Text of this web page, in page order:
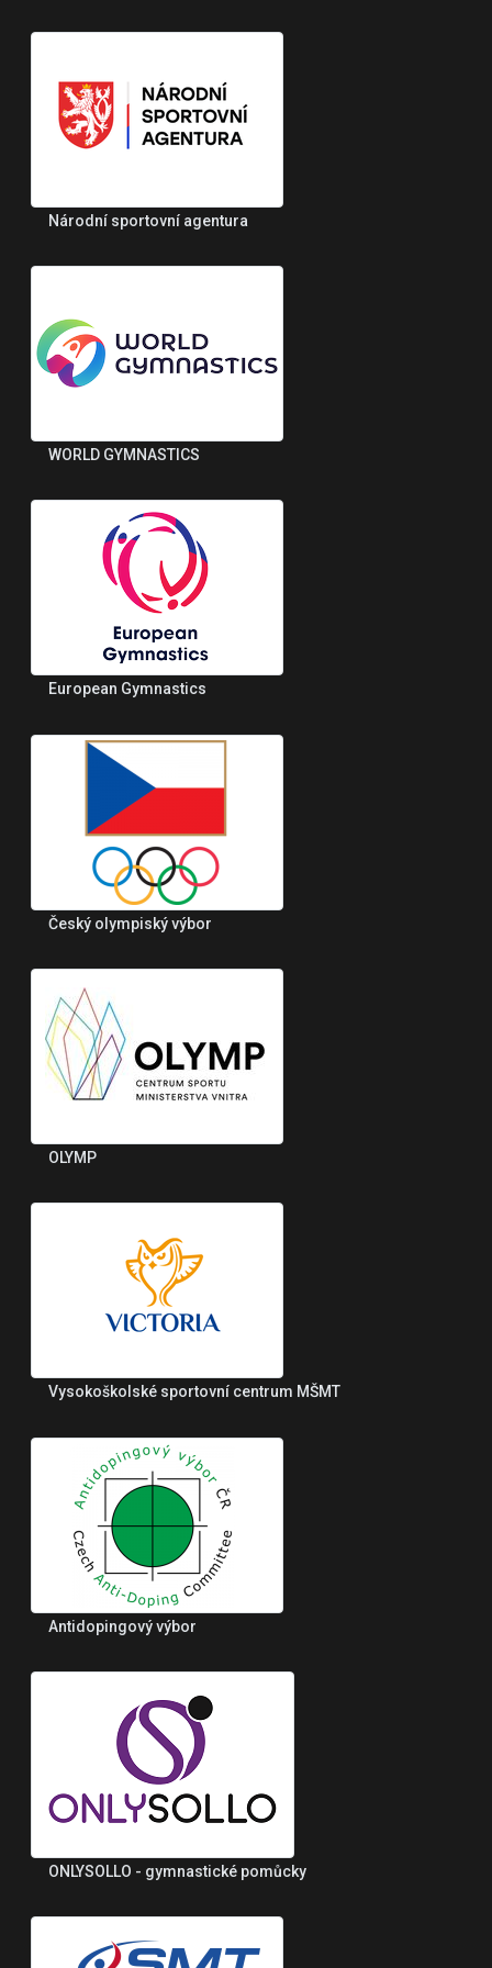
Národní sportovní agentura
WORLD GYMNASTICS
European Gymnastics
Český olympiský výbor
OLYMP
Vysokoškolské sportovní centrum MŠMT
Antidopingový výbor
ONLYSOLLO - gymnastické pomůcky